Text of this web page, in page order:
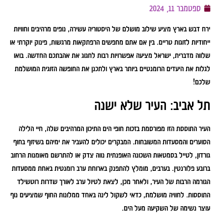
ספטמבר 11, 2024
ירח דבש בארץ מציע שילוב מושלם של היסטוריה עשירה, נופים מרהיבים וחוויות
ייחודיות לזוגות טריים. בין אם אתם מחפשים הרפתקאות מרגשות, פינוק יוקרתי או
שלווה מדברית, ישראל מציעה אפשרויות רבות לחגוג את אהבתכם החדשה. בואו
לגלות את היעדים הרומנטיים ביותר בארץ ולתכנן את החופשה הזוגית המושלמת
שלכם!
תל אביב: העיר שלא ישנה
העיר התוססת הזו מפורסמת בזכות חופי הים התיכון המרהיבים שלה, חיי הלילה
הסוערים והמסעדות המשובחות. המבקרים יכולים להעביר את ימיהם בשיזוף בחוף
גורדון, לטייל בסמטאות השכונה האופנתית נווה צדק או להתרשם מאומנות הרחוב
ברובע פלורנטין. בערבים, מומלץ להתפנק בארוחת ערב רומנטית באחת ממסעדות
הגורמה הרבות של העיר, ולאחר מכן, לצאת לטיול ערב לאורך שדרות רוטשילד
התוססות. לחוויה מושלמת, כדאי לשקול לינה באחד ממלונות החוף שמציעים נוף
עוצר נשימה של השקיעה מעל הים.